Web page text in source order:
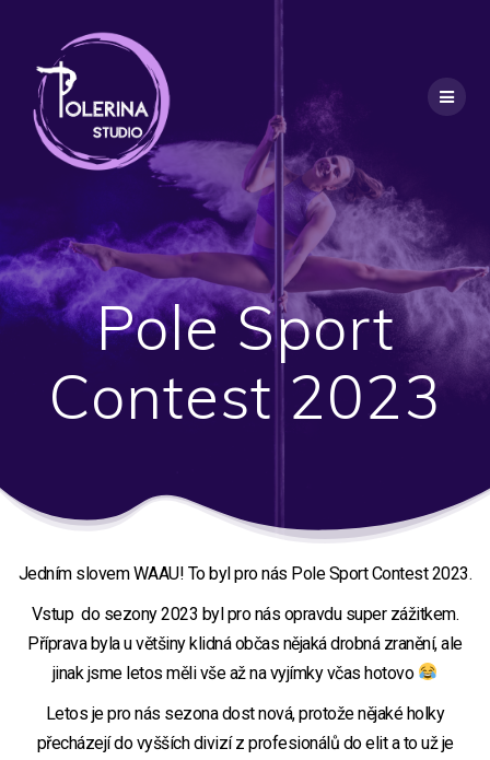
Pole Sport
Contest 2023
Jedním slovem WAAU! To byl pro nás Pole Sport Contest 2023.
Vstup do sezony 2023 byl pro nás opravdu super zážitkem.
Příprava byla u většiny klidná občas nějaká drobná zranění, ale
jinak jsme letos měli vše až na vyjímky včas hotovo
Letos je pro nás sezona dost nová, protože nějaké holky
přecházejí do vyšších divizí z profesionálů do elit a to už je